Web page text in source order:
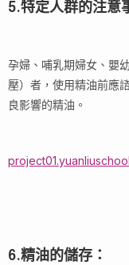
5.特定人群的注意
孕婦、哺乳期婦女、嬰
壓）者，使用精油前應
良影響的精油。
6.精油的儲存：